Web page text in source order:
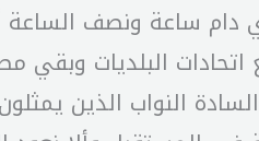
دام ساعة ونصف الساعة
اتحادات البلديات
النواب الذين